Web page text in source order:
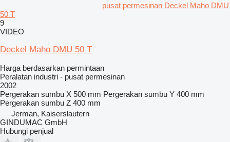
pusat permesinan Deckel Maho DMU
50 T
9
VIDEO
Deckel Maho DMU 50 T
Harga berdasarkan permintaan
Peralatan industri - pusat permesinan
2002
Pergerakan sumbu X 500 mm Pergerakan sumbu Y 400 mm
Pergerakan sumbu Z 400 mm
Jerman, Kaiserslautern
GINDUMAC GmbH
Hubungi penjual